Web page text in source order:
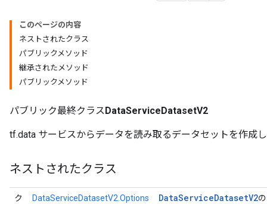
このページの内容
ネストされたクラス
パブリックメソッド
継承されたメソッド
パブリックメソッド
パブリック最終クラスDataServiceDatasetV2
tf.data サービスからデータを読み取るデータセットを作成
ネストされたクラス
ク
DataServiceDatasetV2.Options DataServiceDatasetV2